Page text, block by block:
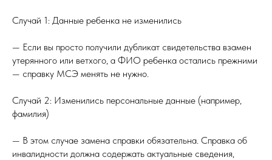
Случай 1: Данные ребенка не изменились
— Если вы просто получили дубликат свидетельства взамен
утерянного или ветхого, а ФИО ребенка остались прежними
— справку МСЭ менять не нужно.
Случай 2: Изменились персональные данные (например,
фамилия)
— В этом случае замена справки обязательна. Справка об
инвалидности должна содержать актуальные сведения,